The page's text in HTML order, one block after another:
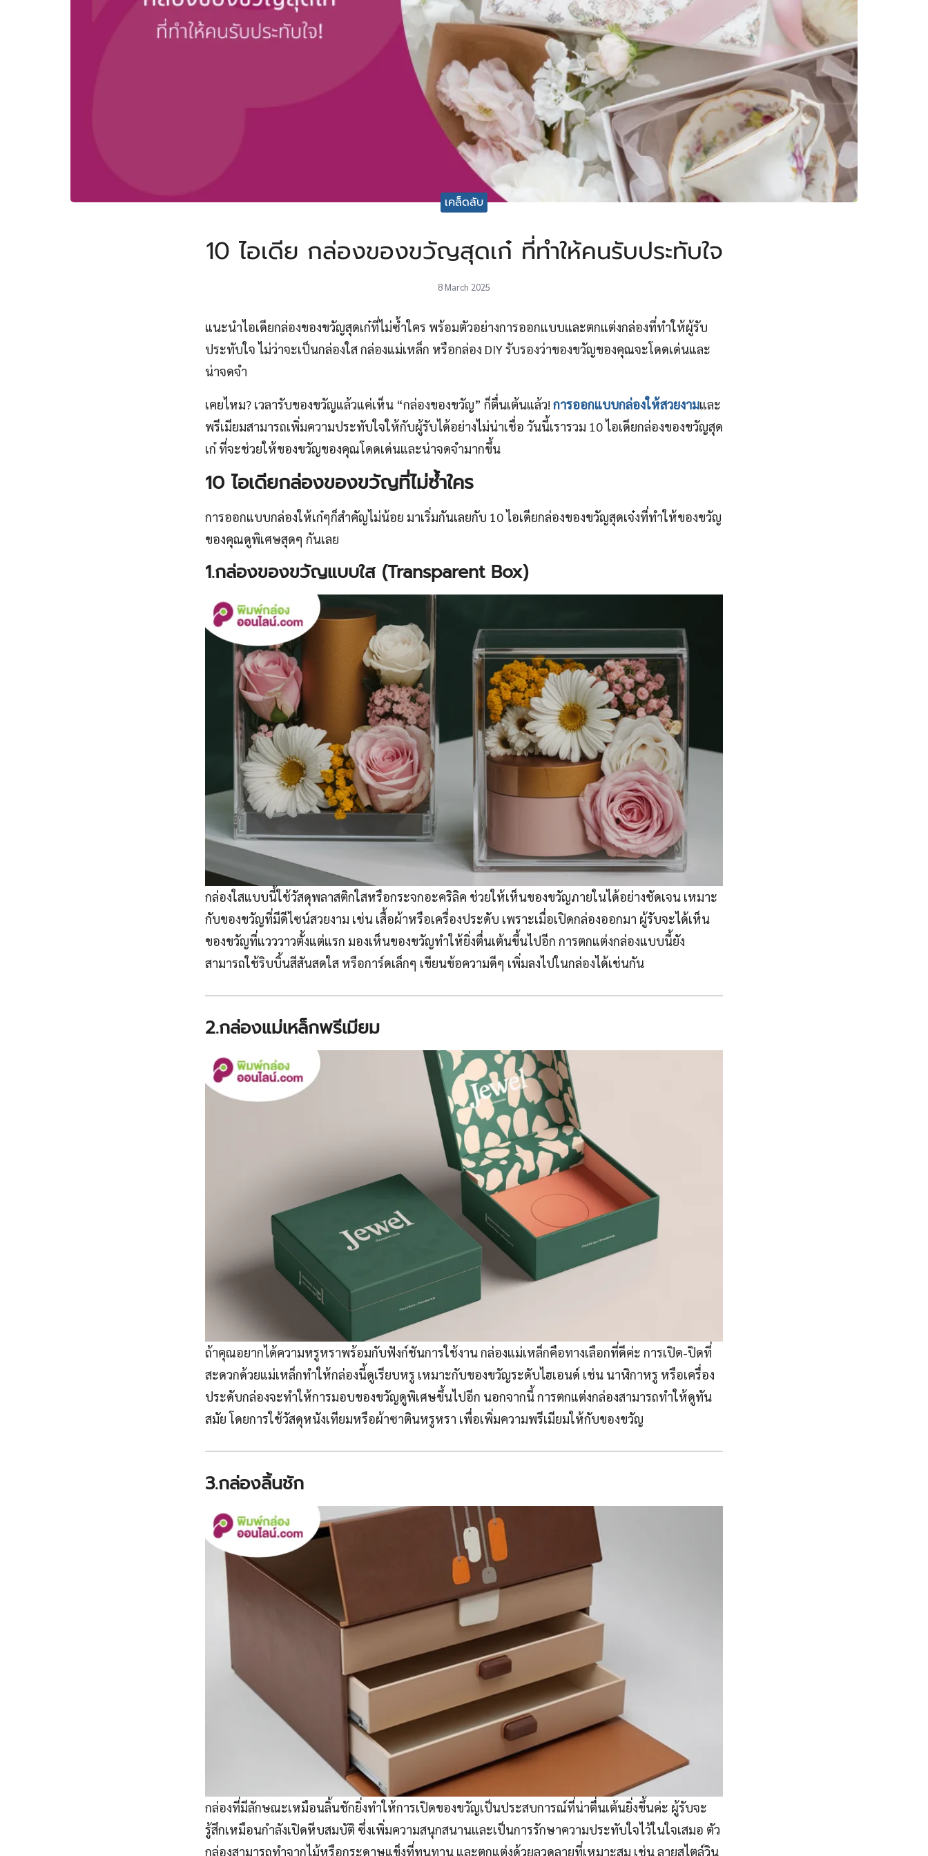
เคล็ดลับ
10 ไอเดีย กล่องของขวัญสุดเก๋ ที่ทำให้คนรับประทับใจ
8 March 2025
แนะนำไอเดียกล่องของขวัญสุดเก๋ที่ไม่ซ้ำใคร พร้อมตัวอย่างการออกแบบและตกแต่งกล่องที่ทำให้ผู้รับ
ประทับใจ ไม่ว่าจะเป็นกล่องใส กล่องแม่เหล็ก หรือกล่อง DIY รับรองว่าของขวัญของคุณจะโดดเด่นและ
น่าจดจำ
เคยไหม? เวลารับของขวัญแล้วแค่เห็น “กล่องของขวัญ” ก็ตื่นเต้นแล้ว! การออกแบบกล่องให้สวยงามและ
พรีเมียมสามารถเพิ่มความประทับใจให้กับผู้รับได้อย่างไม่น่าเชื่อ วันนี้เรารวม 10 ไอเดียกล่องของขวัญสุด
เก๋ ที่จะช่วยให้ของขวัญของคุณโดดเด่นและน่าจดจำมากขึ้น
10 ไอเดียกล่องของขวัญที่ไม่ซ้ำใคร
การออกแบบกล่องให้เก๋ๆก็สำคัญไม่น้อย มาเริ่มกันเลยกับ 10 ไอเดียกล่องของขวัญสุดเจ๋งที่ทำให้ของขวัญ
ของคุณดูพิเศษสุดๆ กันเลย
1.กล่องของขวัญแบบใส (Transparent Box)
กล่องใสแบบนี้ใช้วัสดุพลาสติกใสหรือกระจกอะคริลิค ช่วยให้เห็นของขวัญภายในได้อย่างชัดเจน เหมาะ
กับของขวัญที่มีดีไซน์สวยงาม เช่น เสื้อผ้าหรือเครื่องประดับ เพราะเมื่อเปิดกล่องออกมา ผู้รับจะได้เห็น
ของขวัญที่แวววาวตั้งแต่แรก มองเห็นของขวัญทำให้ยิ่งตื่นเต้นขึ้นไปอีก การตกแต่งกล่องแบบนี้ยัง
สามารถใช้ริบบิ้นสีสันสดใส หรือการ์ดเล็กๆ เขียนข้อความดีๆ เพิ่มลงไปในกล่องได้เช่นกัน
2.กล่องแม่เหล็กพรีเมียม
ถ้าคุณอยากได้ความหรูหราพร้อมกับฟังก์ชันการใช้งาน กล่องแม่เหล็กคือทางเลือกที่ดีค่ะ การเปิด-ปิดที่
สะดวกด้วยแม่เหล็กทำให้กล่องนี้ดูเรียบหรู เหมาะกับของขวัญระดับไฮเอนด์ เช่น นาฬิกาหรู หรือเครื่อง
ประดับกล่องจะทำให้การมอบของขวัญดูพิเศษขึ้นไปอีก นอกจากนี้ การตกแต่งกล่องสามารถทำให้ดูทัน
สมัย โดยการใช้วัสดุหนังเทียมหรือผ้าซาตินหรูหรา เพื่อเพิ่มความพรีเมียมให้กับของขวัญ
3.กล่องลิ้นชัก
กล่องที่มีลักษณะเหมือนลิ้นชักยิ่งทำให้การเปิดของขวัญเป็นประสบการณ์ที่น่าตื่นเต้นยิ่งขึ้นค่ะ ผู้รับจะ
รู้สึกเหมือนกำลังเปิดหีบสมบัติ ซึ่งเพิ่มความสนุกสนานและเป็นการรักษาความประทับใจไว้ในใจเสมอ ตัว
กล่องสามารถทำจากไม้หรือกระดาษแข็งที่ทนทาน และตกแต่งด้วยลวดลายที่เหมาะสม เช่น ลายสไตล์วิน